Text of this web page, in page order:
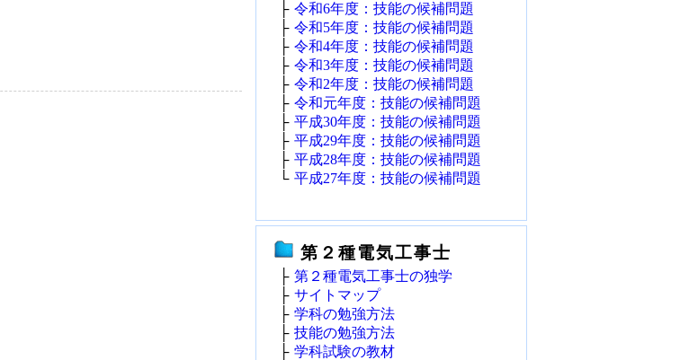
├ 令和6年度：技能の候補問題
├ 令和5年度：技能の候補問題
├ 令和4年度：技能の候補問題
├ 令和3年度：技能の候補問題
├ 令和2年度：技能の候補問題
├ 令和元年度：技能の候補問題
├ 平成30年度：技能の候補問題
├ 平成29年度：技能の候補問題
├ 平成28年度：技能の候補問題
└ 平成27年度：技能の候補問題
第２種電気工事士
├ 第２種電気工事士の独学
├ サイトマップ
├ 学科の勉強方法
├ 技能の勉強方法
├ 学科試験の教材